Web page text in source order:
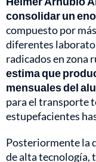
consolidar un
compuesto por
diferentes
radicados en zona
estima que
mensuales del
para el transporte
estupefacientes
Posteriormente la
de alta tecnología,